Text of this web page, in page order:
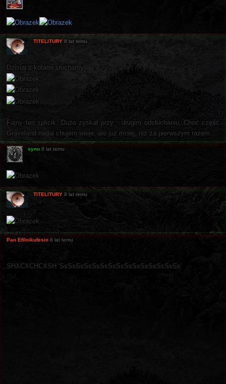
TITELITURY 8 lat temu
Dzisiaj z kotami słuchamy:
Fajny ten splicik. Dużo zyskał przy... drugim odsłuchaniu. Choć część
Graveland nadal chujem wieje, ale już mniej, niż za pierwszym razem.
synu 8 lat temu
TITELITURY 8 lat temu
Pan Efilnikufesin 8 lat temu
SHXCXCHCXSH 'SsSsSsSsSsSsSsSsSsSsSsSsSsSsSs'